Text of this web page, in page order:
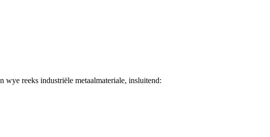
reeks industriële metaalmateriale, insluitend: